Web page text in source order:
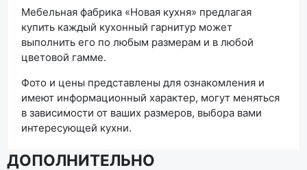
Мебельная фабрика «Новая кухня» предлагая
купить каждый кухонный гарнитур может
выполнить его по любым размерам и в любой
цветовой гамме.
Фото и цены представлены для ознакомления и
имеют информационный характер, могут меняться
в зависимости от ваших размеров, выбора вами
интересующей кухни.
ДОПОЛНИТЕЛЬНО